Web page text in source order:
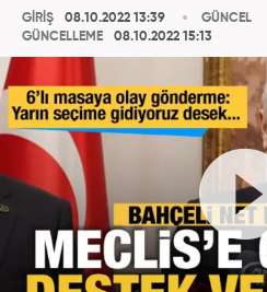
GİRİŞ
08.10.2022 13:39
GÜNCELLEME
08.10.2022 15:13
GÜNCEL